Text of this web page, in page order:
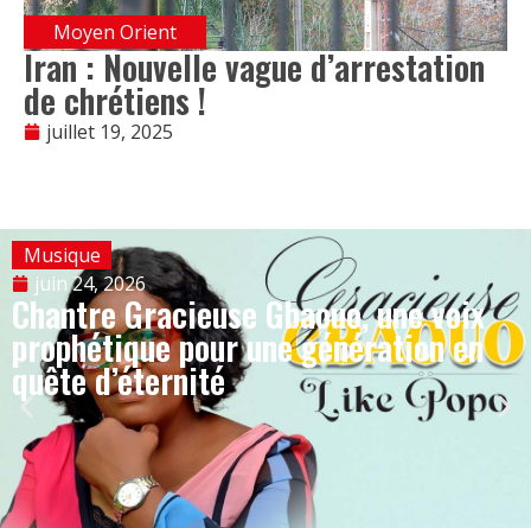
Moyen Orient
Iran : Nouvelle vague d’arrestation
de chrétiens !
juillet 19, 2025
Musique
juin 24, 2026
Chantre Gracieuse Gbaouo, une voix
prophétique pour une génération en
quête d’éternité